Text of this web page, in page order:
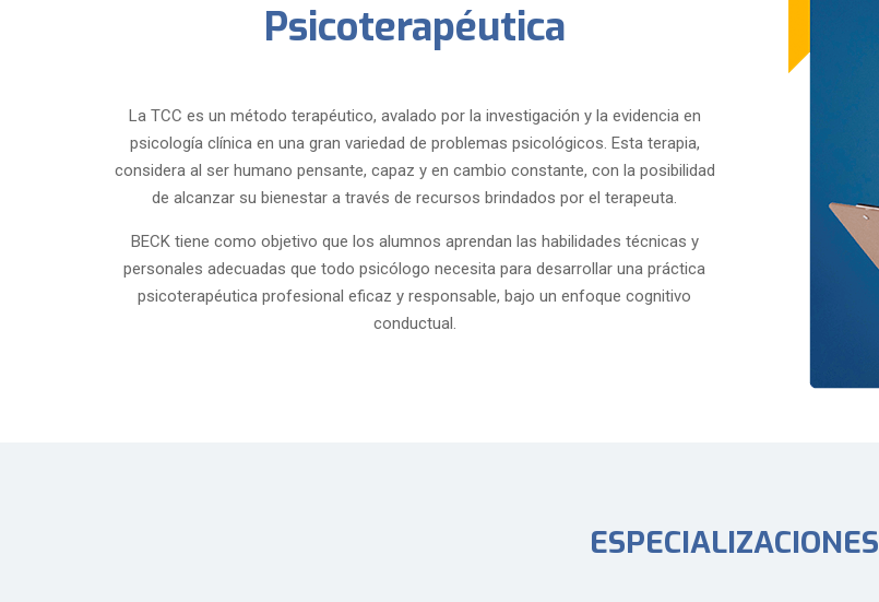
Psicoterapéutica
La TCC es un método terapéutico, avalado por la investigación y la evidencia en
psicología clínica en una gran variedad de problemas psicológicos. Esta terapia,
considera al ser humano pensante, capaz y en cambio constante, con la posibilidad
de alcanzar su bienestar a través de recursos brindados por el terapeuta.
BECK tiene como objetivo que los alumnos aprendan las habilidades técnicas y
personales adecuadas que todo psicólogo necesita para desarrollar una práctica
psicoterapéutica profesional eficaz y responsable, bajo un enfoque cognitivo
conductual.
ESPECIALIZACIONES